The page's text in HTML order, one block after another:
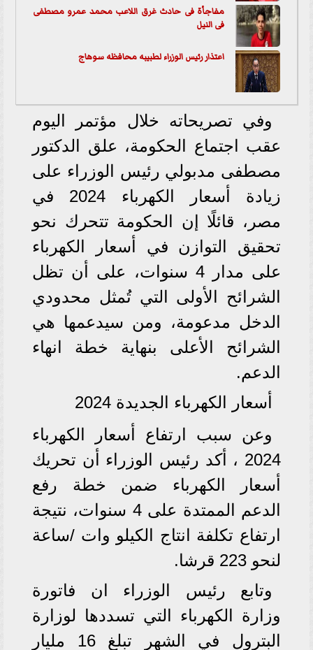
مفاجأة فى حادث غرق اللاعب محمد عمرو مصطفى
فى النيل
اعتذار رئيس الوزراء لطبيبه محافظه سوهاج
وفي تصريحاته خلال مؤتمر اليوم
عقب اجتماع الحكومة، علق الدكتور
مصطفى مدبولي رئيس الوزراء على
زيادة أسعار الكهرباء 2024 في
مصر، قائلًا إن الحكومة تتحرك نحو
تحقيق التوازن في أسعار الكهرباء
على مدار 4 سنوات، على أن تظل
الشرائح الأولى التي تُمثل محدودي
الدخل مدعومة، ومن سيدعمها هي
الشرائح الأعلى بنهاية خطة انهاء
الدعم.
أسعار الكهرباء الجديدة 2024
وعن سبب ارتفاع أسعار الكهرباء
2024 ، أكد رئيس الوزراء أن تحريك
أسعار الكهرباء ضمن خطة رفع
الدعم الممتدة على 4 سنوات، نتيجة
ارتفاع تكلفة انتاج الكيلو وات /ساعة
لنحو 223 قرشا.
وتابع رئيس الوزراء ان فاتورة
وزارة الكهرباء التي تسددها لوزارة
البترول في الشهر تبلغ 16 مليار